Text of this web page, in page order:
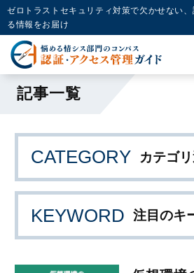
ゼロトラストセキュリティ対策で欠かせない
る情報をお届け
記事一覧
CATEGORY カテゴ
KEYWORD 注目のキ